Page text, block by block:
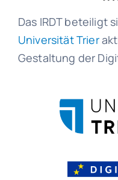
Das IRDT beteiligt
Universität Trier
Gestaltung der